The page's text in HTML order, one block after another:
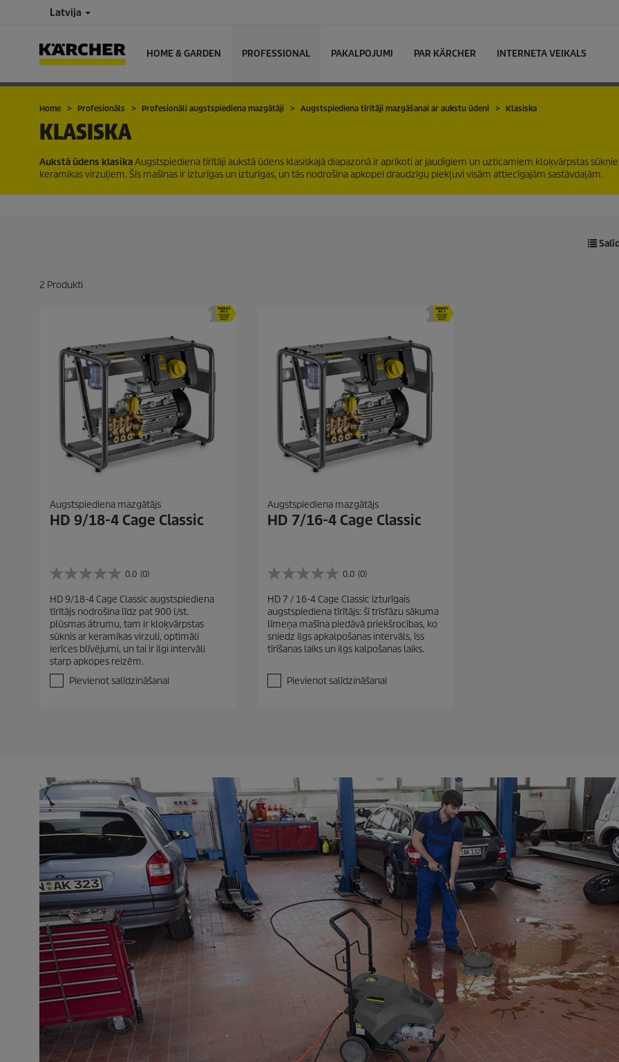
Latvija
HOME & GARDEN PROFESSIONAL PAKALPOJUMI PAR KÄRCHER INTERNETA VEIKALS
Home Profesionāls Profesionāli augstspiediena mazgātāji Augstspiediena tīrītāji mazgāšanai ar aukstu ūdeni Klasiska
KLASISKA
Aukstā ūdens klasikaAugstspiediena tīrītāji aukstā ūdens klasiskajā diapazonā ir aprīkoti ar jaudīgiem un uzticamiem kloķvārpstas
keramikas virzuļiem. Šīs mašīnas ir izturīgas un izturīgas, un tās nodrošina apkopei draudzīgu piekļuvi visām attiecīgajām sastāvdaļām.
2 Produkti
Augstspiediena mazgātājs
HD 9/18-4 Cage Classic
0.0 (0)
0
0
n
o
5
z
v
i
m
.
HD 9/18-4 Cage Classic augstspiediena
tīrītājs nodrošina līdz pat 900 l/st.
plūsmas ātrumu, tam ir kloķvārpstas
sūknis ar keramikas virzuli, optimāli
ierīces blīvējumi, un tai ir ilgi intervāli
starp apkopes reizēm.
Pievienot salīdzināšanai
Augstspiediena mazgātājs
HD 7/16-4 Cage Classic
0.0 (0)
0
0
n
o
5
z
i
.
HD 7 / 16-4 Cage Classic izturīgais
augstspiediena tīrītājs: šī trīsfāzu sākuma
līmeņa mašīna piedāvā priekšrocības, ko
sniedz ilgs apkalpošanas intervāls, īss
tīrīšanas laiks un ilgs kalpošanas laiks.
Pievienot salīdzināšanai